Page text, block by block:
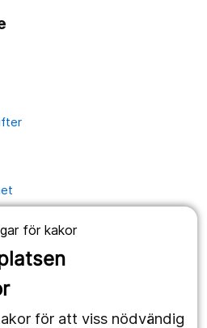
för kakor
för att viss nödvändig